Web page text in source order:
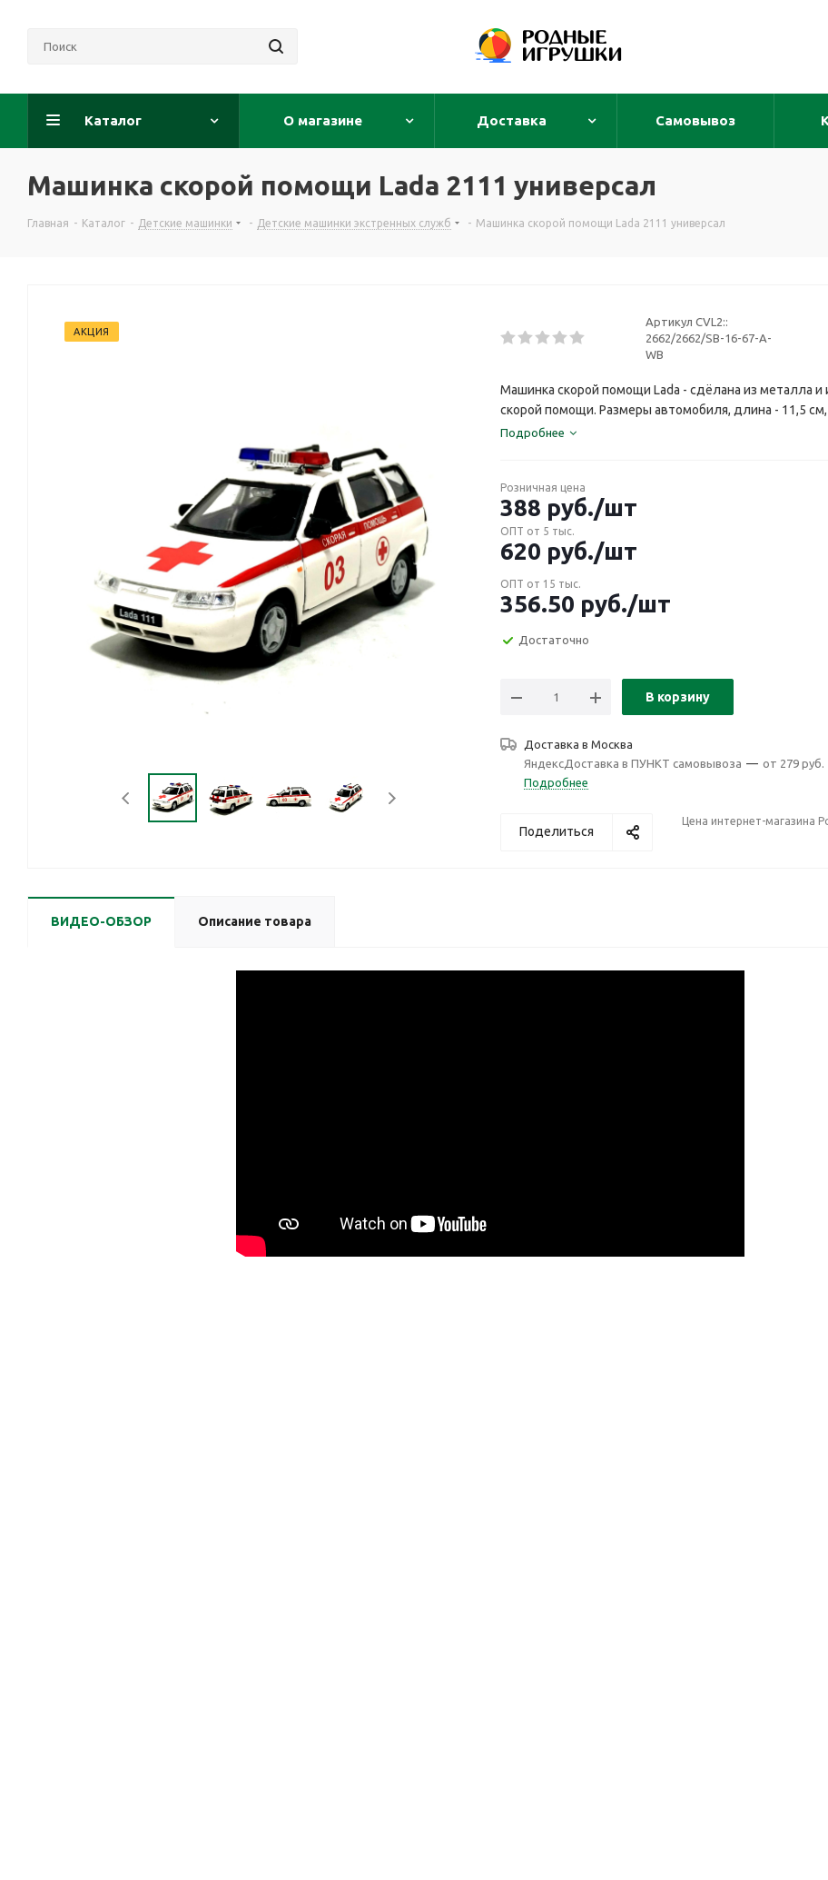
Каталог О магазине Доставка Самовывоз
Машинка скорой помощи Lada 2111 универсал
Главная - Каталог - Детские машинки - Детские машинки экстренных служб - Машинка скорой помощи Lada 2111 универсал
АКЦИЯ
Артикул CVL2::
2662/2662/SB-16-67-A-
WB
Машинка скорой помощи Lada - сдёлана из металла и
скорой помощи. Размеры автомобиля, длина - 11,5
Подробнее
Розничная цена
388 руб./шт
ОПТ от 5 тыс.
620 руб./шт
ОПТ от 15 тыс.
356.50 руб./шт
Достаточно
В корзину
Доставка в Москва
ЯндексДоставка в ПУНКТ самовывоза — от 279 руб.
Подробнее
Поделиться
Цена интернет-магазина
ВИДЕО-ОБЗОР Описание товара